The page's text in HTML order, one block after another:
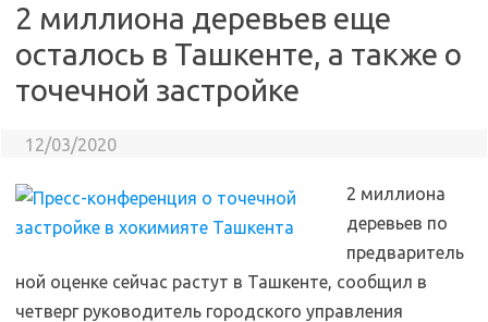
2 миллиона деревьев еще
осталось в Ташкенте, а также о
точечной застройке
12/03/2020
2 миллиона
деревьев по
предваритель
ной оценке сейчас растут в Ташкенте, сообщил в
четверг руководитель городского управления